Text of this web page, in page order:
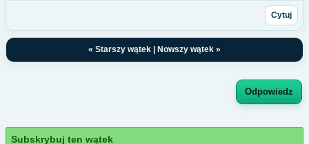
Cytuj
« Starszy wątek Nowszy wątek »
Odpowiedz
Subskrybuj ten wątek